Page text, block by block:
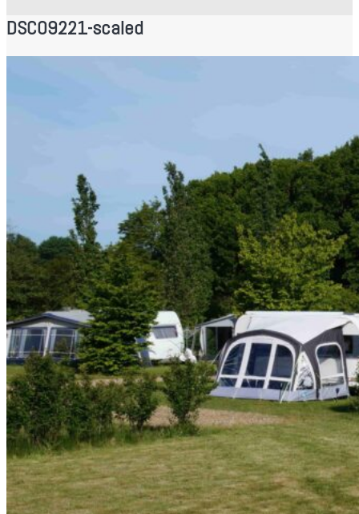
DSC09221-scaled